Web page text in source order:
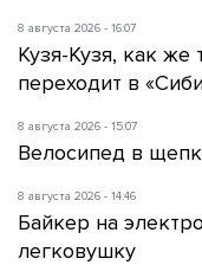
8 августа 2026 - 16:07
Кузя-Кузя, как же
переходит в
8 августа 2026 - 15:07
Велосипед в
8 августа 2026 - 14:46
Байкер на
легковушку